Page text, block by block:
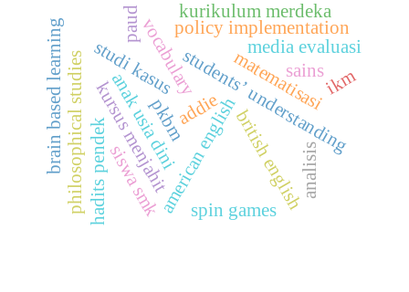
vocabularystudents’ understanding
american englishbritish english
kursus menjahit
pkbm
studi kasus matematisasi
sains
anak usia dini
policy implementation
philosophical studies
brain based learning
spin games
media evaluasi
addie
kurikulum merdeka
paud
ikm
analisis
siswa smk
hadits pendek